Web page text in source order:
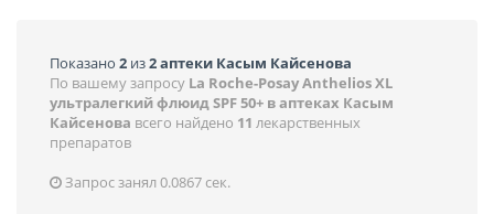
Показано 2 из2 аптеки Касым Кайсенова
По вашему запросу La Roche-Posay Anthelios XL
ультралегкий флюид SPF 50+ в аптеках Касым
Кайсенова всего найдено 11 лекарственных
препаратов
Запрос занял 0.0867 сек.